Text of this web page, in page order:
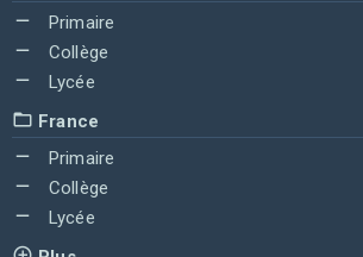
Primaire
Collège
Lycée
France
Primaire
Collège
Lycée